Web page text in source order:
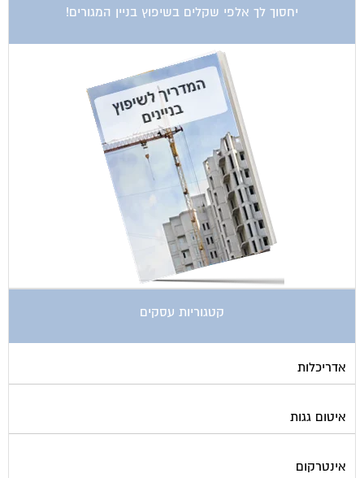
יחסוך לך אלפי שקלים בשיפוץ בניין המגורים!
קטגוריות עסקים
אדריכלות
איטום גגות
אינטרקום